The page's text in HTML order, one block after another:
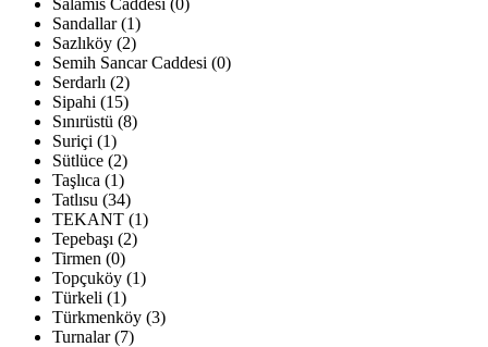
Salamis Caddesi (0)
Sandallar (1)
Sazlıköy (2)
Semih Sancar Caddesi (0)
Serdarlı (2)
Sipahi (15)
Sınırüstü (8)
Suriçi (1)
Sütlüce (2)
Taşlıca (1)
Tatlısu (34)
TEKANT (1)
Tepebaşı (2)
Tirmen (0)
Topçuköy (1)
Türkeli (1)
Türkmenköy (3)
Turnalar (7)